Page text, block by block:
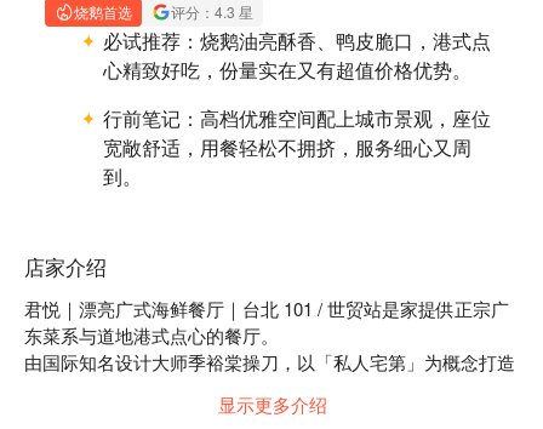
烧鹅首选 评分：4.3 星
必试推荐： 烧鹅油亮酥香、鸭皮脆口，港式点
心精致好吃，份量实在又有超值价格优势。
行前笔记： 高档优雅空间配上城市景观，座位
宽敞舒适，用餐轻松不拥挤，服务细心又周
到。
店家介绍
君悦｜漂亮广式海鲜餐厅｜台北 101 / 世贸站是家提供正宗广
东菜系与道地港式点心的餐厅。
由国际知名设计大师季裕棠操刀，以「私人宅第」为概念打造
与港式点心。搭配私房海鲜料理佐以十余种香茗或二百多款世
显示更多介绍